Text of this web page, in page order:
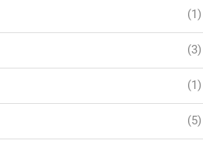
(1)
(3)
(1)
(5)